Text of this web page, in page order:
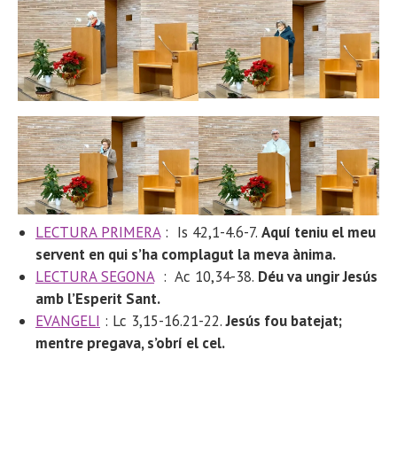
LECTURA PRIMERA: Is 42,1-4.6-7. Aquí teniu el meu
servent en qui s’ha complagut la meva ànima.
LECTURA SEGONA: Ac 10,34-38. Déu va ungir Jesús
amb l’Esperit Sant.
EVANGELI : Lc 3,15-16.21-22.Jesús fou batejat;
mentre pregava, s’obrí el cel.